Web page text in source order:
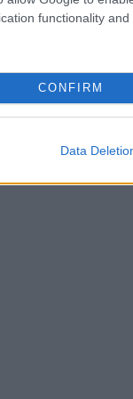
functionality
CONFIRM
Data